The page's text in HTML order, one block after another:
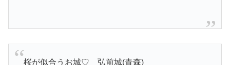
桜が似合うお城♡ 弘前城(青森)